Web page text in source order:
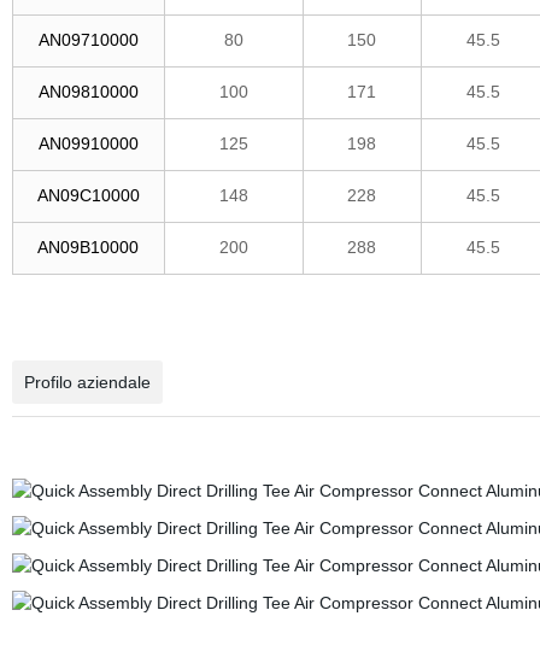
AN09710000 80 150 45.5
AN09810000 100 171 45.5
AN09910000 125 198 45.5
AN09C10000 148 228 45.5
AN09B10000 200 288 45.5
Profilo aziendale